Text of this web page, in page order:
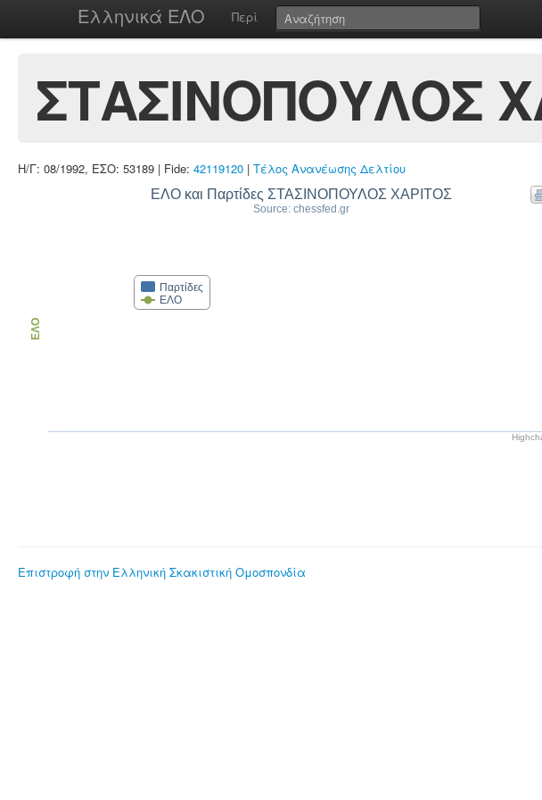
Ελληνικά ΕΛΟ Περί
ΣΤΑΣΙΝΟΠΟΥΛΟΣ
Η/Γ: 08/1992, ΕΣΟ: 53189 | Fide: 42119120 | Τέλος Ανανέωσης Δελτίου
ΕΛΟ και Παρτίδες ΣΤΑΣΙΝΟΠΟΥΛΟΣ ΧΑΡΙΤΟΣ
Source: chessfed.gr
Παρτίδες
ΕΛΟ
ΕΛΟ
Επιστροφή στην Ελληνική Σκακιστική Ομοσπονδία